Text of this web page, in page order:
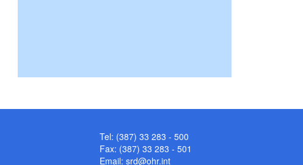
Tel: (387) 33 283 - 500
Fax: (387) 33 283 - 501
Email: srd@ohr.int